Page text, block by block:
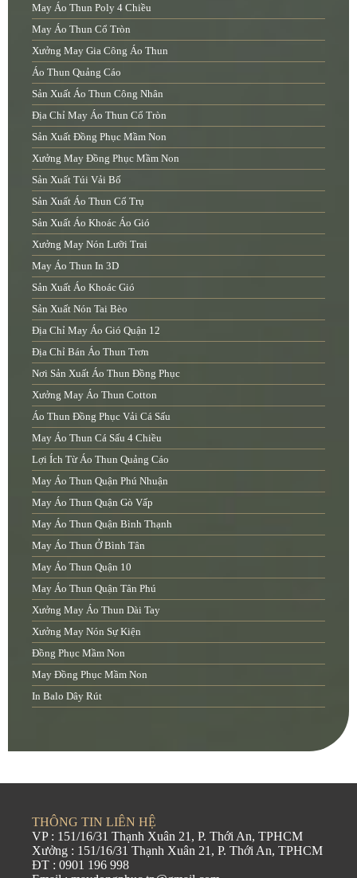
May Áo Thun Poly 4 Chiều
May Áo Thun Cổ Tròn
Xưởng May Gia Công Áo Thun
Áo Thun Quảng Cáo
Sản Xuất Áo Thun Công Nhân
Địa Chỉ May Áo Thun Cổ Tròn
Sản Xuất Đồng Phục Mầm Non
Xưởng May Đồng Phục Mầm Non
Sản Xuất Túi Vải Bố
Sản Xuất Áo Thun Cổ Trụ
Sản Xuất Áo Khoác Áo Gió
Xưởng May Nón Lưỡi Trai
May Áo Thun In 3D
Sản Xuất Áo Khoác Gió
Sản Xuất Nón Tai Bèo
Địa Chỉ May Áo Gió Quận 12
Địa Chỉ Bán Áo Thun Trơn
Nơi Sản Xuất Áo Thun Đồng Phục
Xưởng May Áo Thun Cotton
Áo Thun Đồng Phục Vải Cá Sấu
May Áo Thun Cá Sấu 4 Chiều
Lợi Ích Từ Áo Thun Quảng Cáo
May Áo Thun Quận Phú Nhuận
May Áo Thun Quận Gò Vấp
May Áo Thun Quận Bình Thạnh
May Áo Thun Ở Bình Tân
May Áo Thun Quận 10
May Áo Thun Quận Tân Phú
Xưởng May Áo Thun Dài Tay
Xưởng May Nón Sự Kiện
Đồng Phục Mầm Non
May Đồng Phục Mầm Non
In Balo Dây Rút
THÔNG TIN LIÊN HỆ
VP : 151/16/31 Thạnh Xuân 21, P. Thới An, TPHCM
Xưởng : 151/16/31 Thạnh Xuân 21, P. Thới An, TPHCM
ĐT : 0901 196 998